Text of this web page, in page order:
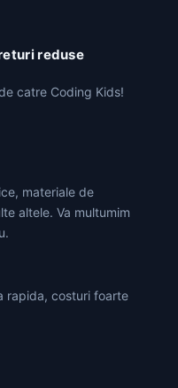
reduse
catre Coding Kids!
materiale de
altele. Va multumim
rapida, costuri foarte